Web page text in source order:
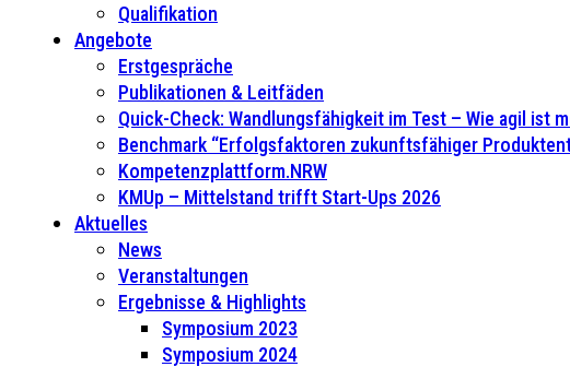
Qualifikation
Angebote
Erstgespräche
Publikationen & Leitfäden
Quick-Check: Wandlungsfähigkeit im Test – Wie agil ist
Benchmark “Erfolgsfaktoren zukunftsfähiger
Kompetenzplattform.NRW
KMUp – Mittelstand trifft Start-Ups 2026
Aktuelles
News
Veranstaltungen
Ergebnisse & Highlights
Symposium 2023
Symposium 2024